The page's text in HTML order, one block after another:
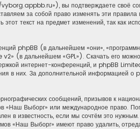
вы подтверждаете своё
за собой право изменять эти
текст на предмет изменений, так как
phpBB (в дальнейшем «они»,
v2» (в дальнейшем «GPL»). Скачать его
интернет-конференций, и phpBB
в них. За дополнительной информацией о
сообщений, призывов к
«Наш Выборг» или международное право.
в известность, если мы сочтём это
«Наш Выборг» имеют право удалить,